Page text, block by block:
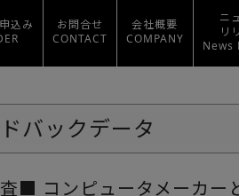
込み
お問合せ
CONTACT
会社概要
COMPANY
ニ
リ
News
バックデータ
■ コンピュータメーカー